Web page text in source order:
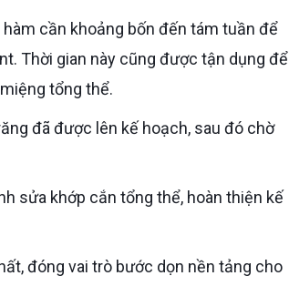
Thời gian này cũng được tận dụng để
tổng thể.